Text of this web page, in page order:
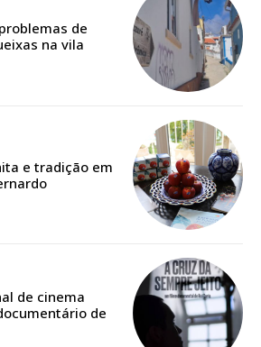
o plano de assinatura desejado:
32€
entregue à Quinta-feira em sua
de
na vila
e tradição em
de cinema
de